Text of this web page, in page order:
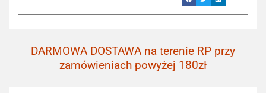
DARMOWA DOSTAWA na terenie RP przy
zamówieniach powyżej 180zł